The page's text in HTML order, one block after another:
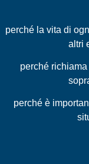
perché la vita di
altri
perché
perché è